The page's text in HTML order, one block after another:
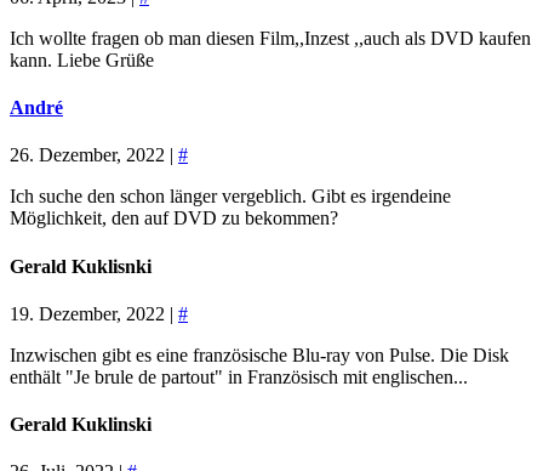
Ich wollte fragen ob man diesen Film,,Inzest ,,auch als DVD kaufen
kann. Liebe Grüße
André
26. Dezember, 2022 | #
Ich suche den schon länger vergeblich. Gibt es irgendeine
Möglichkeit, den auf DVD zu bekommen?
Gerald Kuklisnki
19. Dezember, 2022 | #
Inzwischen gibt es eine französische Blu-ray von Pulse. Die Disk
enthält "Je brule de partout" in Französisch mit englischen...
Gerald Kuklinski